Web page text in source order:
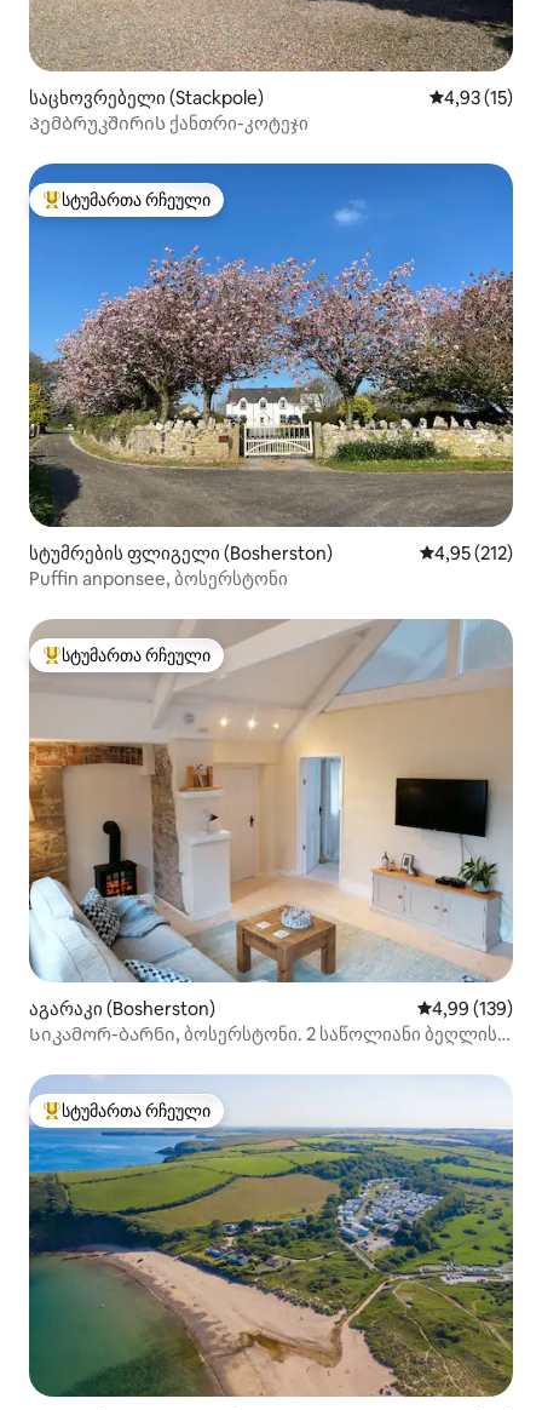
საცხოვრებელი (Stackpole) საშუალო
4,93 (15)
Პემბრუკშირის ქანთრი-კოტეჯი
სტუმართა რჩეული მოწინავე ვარიანტი
სტუმართა რჩეული
სტუმრების ფლიგელი (Bosherston) საშუალო
4,95 (212)
Puffin anponsee, ბოსერსტონი
სტუმართა რჩეული მოწინავე ვარიანტი
სტუმართა რჩეული
აგარაკი (Bosherston) საშუალო
4,99 (139)
Სიკამორ-ბარნი, ბოსერსტონი. 2 საწოლიანი ბეღლის
სტუმართა რჩეული მოწინავე ვარიანტი
სტუმართა რჩეული